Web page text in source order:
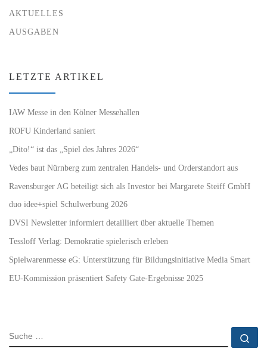
AKTUELLES
AUSGABEN
LETZTE ARTIKEL
IAW Messe in den Kölner Messehallen
ROFU Kinderland saniert
„Dito!“ ist das „Spiel des Jahres 2026“
Vedes baut Nürnberg zum zentralen Handels- und Orderstandort aus
Ravensburger AG beteiligt sich als Investor bei Margarete Steiff GmbH
duo idee+spiel Schulwerbung 2026
DVSI Newsletter informiert detailliert über aktuelle Themen
Tessloff Verlag: Demokratie spielerisch erleben
Spielwarenmesse eG: Unterstützung für Bildungsinitiative Media Smart
EU-Kommission präsentiert Safety Gate-Ergebnisse 2025
SUCHE